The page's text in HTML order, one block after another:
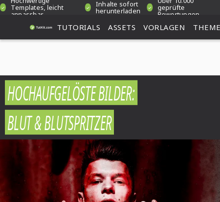
Templates, leicht
anpassbar
Inhalte sofort
herunterladen geprüfte
Bewertungen
TUTORIALS ASSETS VORLAGEN
HOCHAUFGELÖSTE BILDER:
BLUT & BLUTSPRITZER